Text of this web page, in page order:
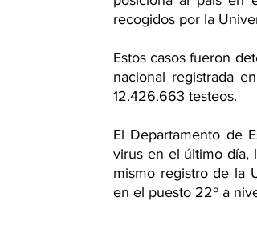
recogidos por la
Estos casos fueron
nacional registrada
12.426.663 testeos.
El Departamento de
virus en el último día,
mismo registro de la
en el puesto 22º a